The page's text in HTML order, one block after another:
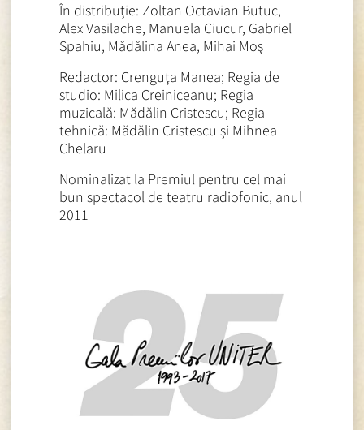
În distribuţie: Zoltan Octavian Butuc,
Alex Vasilache, Manuela Ciucur, Gabriel
Spahiu, Mădălina Anea, Mihai Moş
Redactor: Crenguţa Manea; Regia de
studio: Milica Creiniceanu; Regia
muzicală: Mădălin Cristescu; Regia
tehnică: Mădălin Cristescu și Mihnea
Chelaru
Nominalizat la Premiul pentru cel mai
bun spectacol de teatru radiofonic, anul
2011